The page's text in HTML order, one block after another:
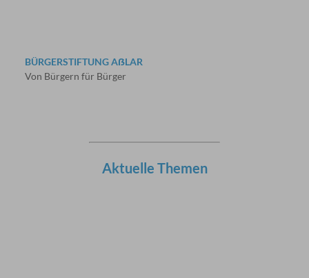
BÜRGERSTIFTUNG AẞLAR
Von Bürgern für Bürger
Aktuelle Themen